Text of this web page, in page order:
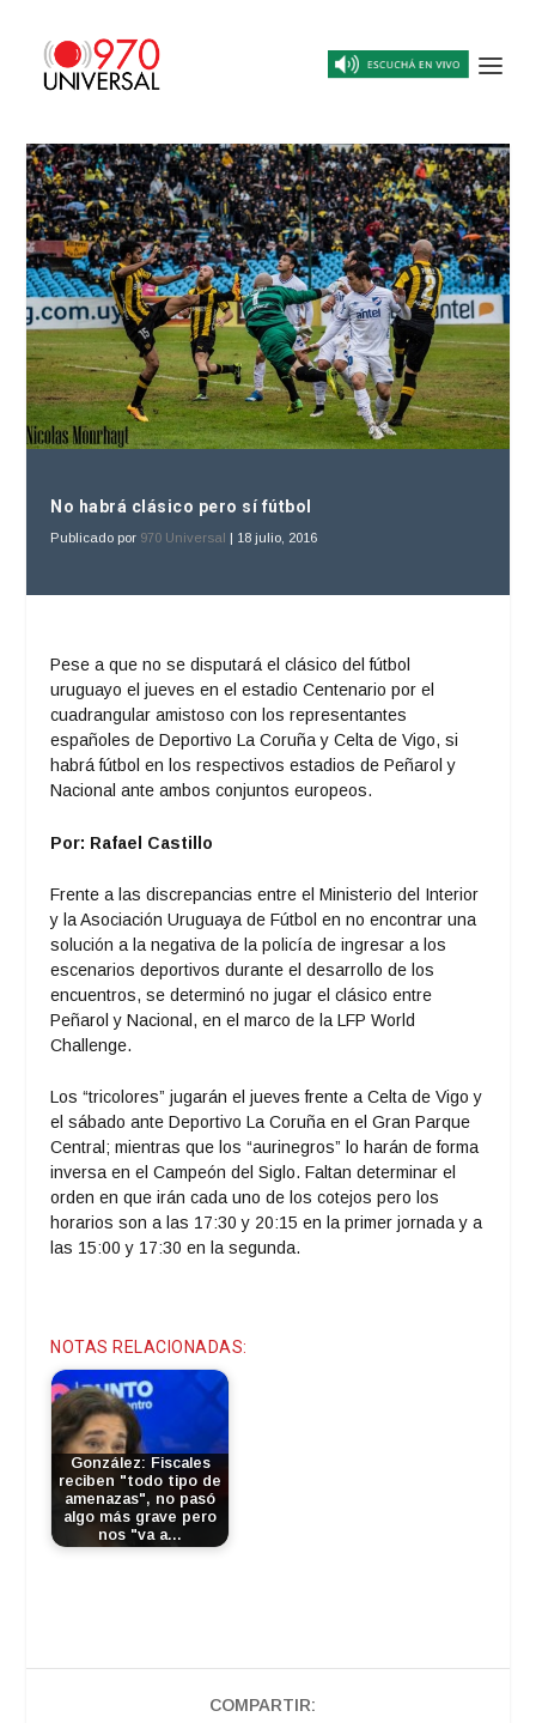
No habrá clásico pero sí fútbol
Publicado por 970 Universal 18 julio, 2016
Pese a que no se disputará el clásico del fútbol
uruguayo el jueves en el estadio Centenario por el
cuadrangular amistoso con los representantes
españoles de Deportivo La Coruña y Celta de Vigo, si
habrá fútbol en los respectivos estadios de Peñarol y
Nacional ante ambos conjuntos europeos.
Por: Rafael Castillo
Frente a las discrepancias entre el Ministerio del Interior
y la Asociación Uruguaya de Fútbol en no encontrar una
solución a la negativa de la policía de ingresar a los
escenarios deportivos durante el desarrollo de los
encuentros, se determinó no jugar el clásico entre
Peñarol y Nacional, en el marco de la LFP World
Challenge.
Los “tricolores” jugarán el jueves frente a Celta de Vigo y
el sábado ante Deportivo La Coruña en el Gran Parque
Central; mientras que los “aurinegros” lo harán de forma
inversa en el Campeón del Siglo. Faltan determinar el
orden en que irán cada uno de los cotejos pero los
horarios son a las 17:30 y 20:15 en la primer jornada y a
las 15:00 y 17:30 en la segunda.
NOTAS RELACIONADAS:
González: Fiscales
reciben "todo tipo de
amenazas", no pasó
algo más grave pero
nos "va a…
COMPARTIR: